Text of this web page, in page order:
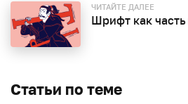
ЧИТАЙТЕ ДАЛЕЕ
Шрифт как
Статьи по теме